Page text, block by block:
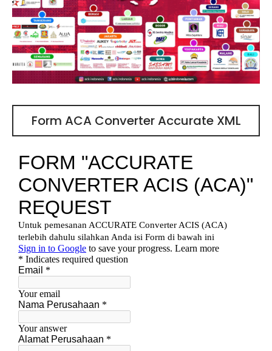
Form ACA Converter Accurate XML